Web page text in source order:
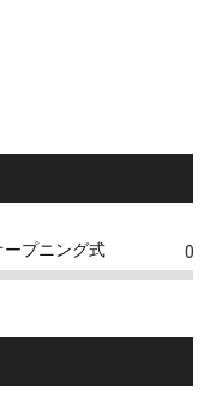
プニング式 0